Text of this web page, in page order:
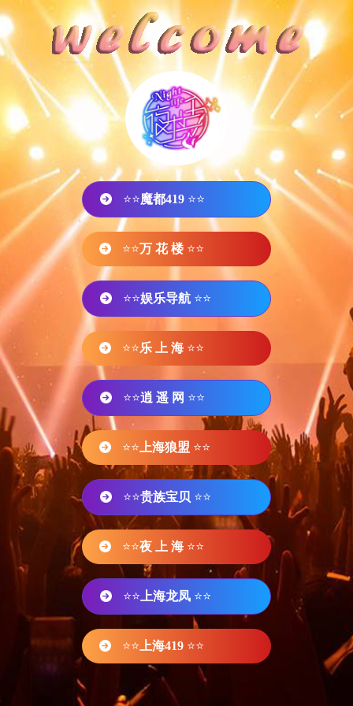
⭐⭐魔都419 ⭐⭐
⭐⭐万 花 楼 ⭐⭐
⭐⭐娱乐导航 ⭐⭐
⭐⭐乐 上 海 ⭐⭐
⭐⭐逍 遥 网 ⭐⭐
⭐⭐ 上海狼盟 ⭐⭐
⭐⭐贵族宝贝 ⭐⭐
⭐⭐夜 上 海 ⭐⭐
⭐⭐ 上海龙凤 ⭐⭐
⭐⭐ 上海419 ⭐⭐